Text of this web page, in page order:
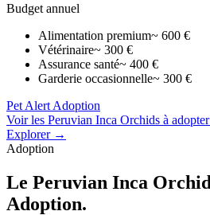
Budget annuel
Alimentation premium~ 600 €
Vétérinaire~ 300 €
Assurance santé~ 400 €
Garderie occasionnelle~ 300 €
Pet Alert Adoption
Voir les Peruvian Inca Orchids à
Explorer →
Adoption
Le Peruvian Inca Orchid
Adoption.